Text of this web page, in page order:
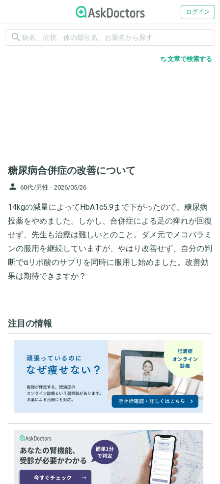
ログイン
search
edit_note文章で検索する
糖尿病合併症の改善について
person 60代/男性 - 2026/05/26
14kgの減量によってHbA1c5.9まで下がったので、糖尿病
投薬をやめました。しかし、合併症による足の痺れが回復
せず、先生も治療は難しいとのこと。ダメ元でメコバラミ
ンの服用を継続していますが、やはり改善せず、自分の判
断でαリポ酸のサプリを同時に服用し始めました。改善効
果は期待できますか？
注目の情報